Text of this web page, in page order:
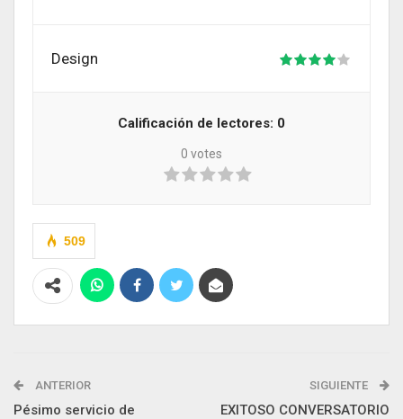
Design
Calificación de lectores: 0
0 votes
509
ANTERIOR
Pésimo servicio de
SIGUIENTE
EXITOSO CONVERSATORIO